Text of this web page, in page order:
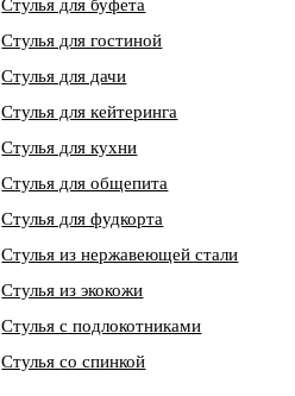
Стулья для буфета
Стулья для гостиной
Стулья для дачи
Стулья для кейтеринга
Стулья для кухни
Стулья для общепита
Стулья для фудкорта
Стулья из нержавеющей стали
Стулья из экокожи
Стулья с подлокотниками
Стулья со спинкой